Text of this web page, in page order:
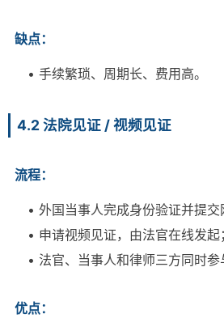
缺点：
• 手续繁琐、周期长、费用高。
4.2 法院见证 / 视频见证
流程：
• 外国当事人完成身份验证并提交
• 申请视频见证，由法官在线发起；
• 法官、当事人和律师三方同时参
优点：